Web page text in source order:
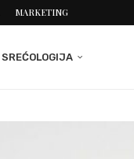
MARKETING
SREĆOLOGIJA